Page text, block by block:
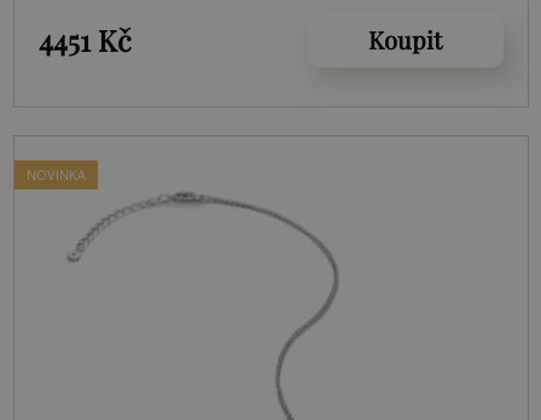
4451 Kč Koupit
NOVINKA